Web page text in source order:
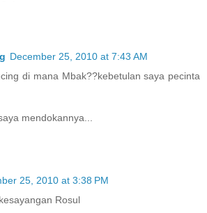
December 25, 2010 at 7:43 AM
di mana Mbak??kebetulan saya pecinta
mendokannya...
25, 2010 at 3:38 PM
Rosul